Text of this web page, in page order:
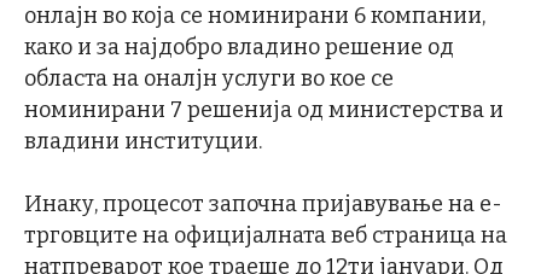
онлајн во која се номинирани 6 компании,
како и за најдобро владино решение од
областа на оналјн услуги во кое се
номинирани 7 решенија од министерства и
владини институции.
Инаку, процесот започна пријавување на е-
трговците на официјалната веб страница на
натпреварот кое траеше до 12ти јануари. Од